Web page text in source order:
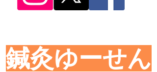
​鍼灸ゆーせん